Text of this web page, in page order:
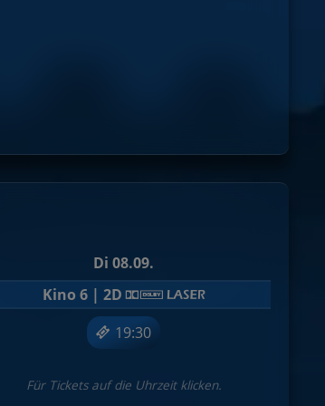
Di 08.09.
Kino 6 | 2D
19:30
Für Tickets auf die Uhrzeit klicken.